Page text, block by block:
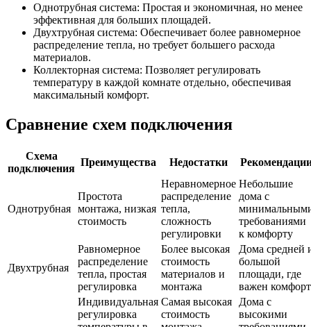
Однотрубная система: Простая и экономичная, но менее
эффективная для больших площадей.
Двухтрубная система: Обеспечивает более равномерное
распределение тепла, но требует большего расхода
материалов.
Коллекторная система: Позволяет регулировать
температуру в каждой комнате отдельно, обеспечивая
максимальный комфорт.
Сравнение схем подключения
Схема
подключения
Преимущества Недостатки
Однотрубная
Простота
монтажа, низкая
стоимость
Неравномерное
распределение
тепла,
сложность
регулировки
Небольшие
дома с
требованиями
к комфорту
Двухтрубная
Равномерное
распределение
тепла, простая
регулировка
Более высокая
стоимость
материалов и
монтажа
Дома средней
большой
площади, где
важен комфорт
Индивидуальная
регулировка
Самая высокая
стоимость
Дома с
высокими